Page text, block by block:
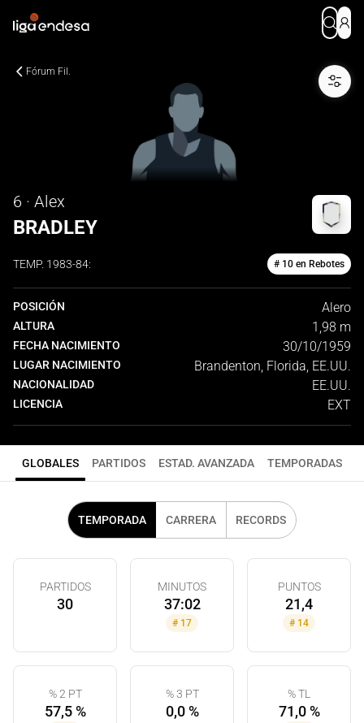
Fórum Fil.
6 · Alex
BRADLEY
TEMP. 1983-84: # 10 en Rebotes
POSICIÓN Alero
ALTURA 1,98 m
FECHA NACIMIENTO 30/10/1959
LUGAR NACIMIENTO Brandenton, Florida, EE.UU.
NACIONALIDAD EE.UU.
LICENCIA EXT
GLOBALES PARTIDOS ESTAD. AVANZADA TEMPORADAS
TEMPORADA CARRERA RECORDS
PARTIDOS
30
MINUTOS
37:02
# 17
PUNTOS
21,4
# 14
% 2 PT
57,5 %
% 3 PT
0,0 %
% TL
71,0 %